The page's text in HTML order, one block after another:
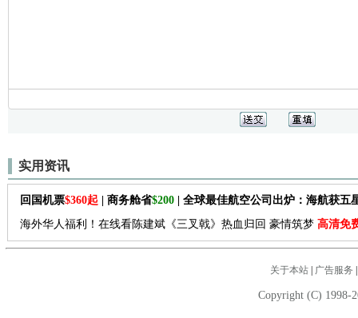
实用资讯
回国机票$360起 | 商务舱省$200 | 全球最佳航空公司出炉：海航获五
海外华人福利！在线看陈建斌《三叉戟》热血归回 豪情筑梦 高清免
关于本站| 广告服务
Copyright (C) 1998-